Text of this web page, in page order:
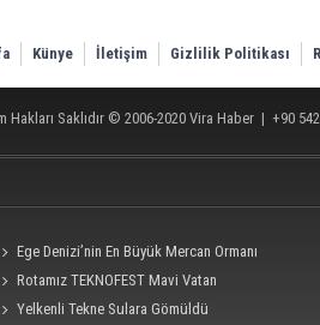
Künye İletişim Gizlilik Politikası
Hakları Saklıdır © 2006-2020 Vira Haber | +90
Ege Denizi’nin En Büyük Mercan Ormanı
Rotamız TEKNOFEST Mavi Vatan
Yelkenli Tekne Sulara Gömüldü